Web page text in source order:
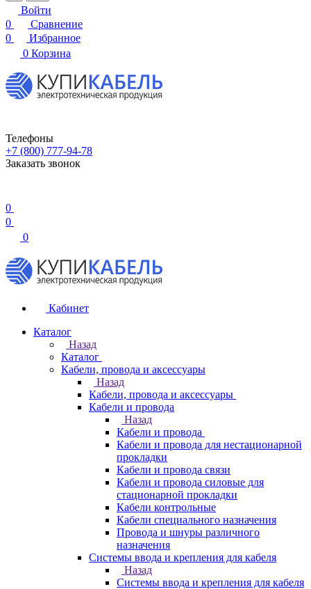
Войти
0
Сравнение
0
Избранное
0 Корзина
Телефоны
+7 (800) 777-94-78
Заказать звонок
0
0
0
Кабинет
Каталог
Назад
Каталог
Кабели, провода и аксессуары
Назад
Кабели, провода и аксессуары
Кабели и провода
Назад
Кабели и провода
Кабели и провода для нестационарной
прокладки
Кабели и провода связи
Кабели и провода силовые для
стационарной прокладки
Кабели контрольные
Кабели специального назначения
Провода и шнуры различного
назначения
Системы ввода и крепления для кабеля
Назад
Системы ввода и крепления для кабеля